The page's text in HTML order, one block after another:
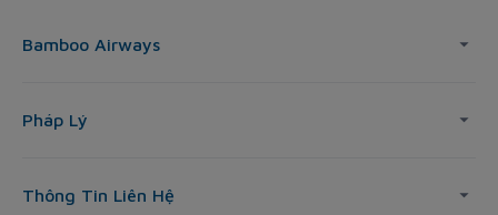
Bamboo Airways
Pháp Lý
Thông Tin Liên Hệ